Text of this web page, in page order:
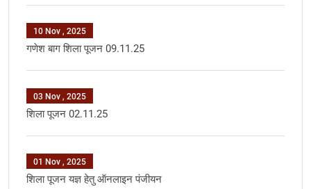
10 Nov , 2025
गणेश बाग शिला पूजन 09.11.25
03 Nov , 2025
शिला पूजन 02.11.25
01 Nov , 2025
शिला पूजन यज्ञ हेतु ऑनलाइन पंजीयन